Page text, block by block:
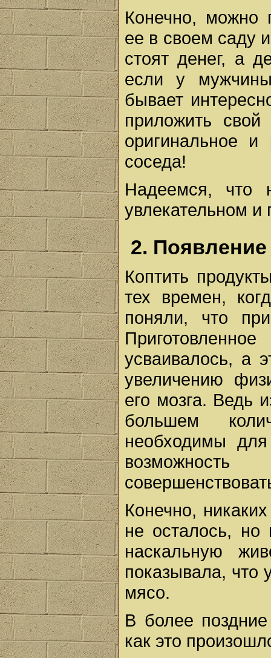
Конечно, можно
ее в своем саду
стоят денег, а
если у
бывает
приложить
оригинальное
соседа!
Надеемся, что
увлекательном и
2.
Коптить
тех времен,
поняли, что
усваивалось, а
увеличению
его мозга. Ведь
большем
необходимы
Конечно,
не осталось,
наскальную
показывала, что
мясо.
В более
как это